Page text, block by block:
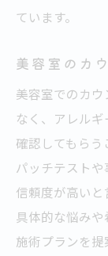
ています。
美容室のカ
美容室でのカ
なく、アレル
確認してもらう
パッチテスト
信頼度が高い
具体的な悩み
施術プランを